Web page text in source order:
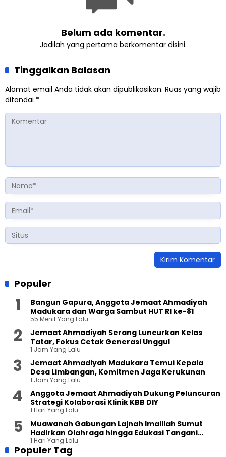
Belum ada komentar.
Jadilah yang pertama berkomentar disini.
Tinggalkan Balasan
Alamat email Anda tidak akan dipublikasikan. Ruas yang wajib
ditandai *
Populer
Bangun Gapura, Anggota Jemaat Ahmadiyah
Madukara dan Warga Sambut HUT RI ke-81
55 Menit Yang Lalu
Jemaat Ahmadiyah Serang Luncurkan Kelas
Tatar, Fokus Cetak Generasi Unggul
1 Jam Yang Lalu
Jemaat Ahmadiyah Madukara Temui Kepala
Desa Limbangan, Komitmen Jaga Kerukunan
1 Jam Yang Lalu
Anggota Jemaat Ahmadiyah Dukung Peluncuran
Strategi Kolaborasi Klinik KBB DIY
1 Hari Yang Lalu
Muawanah Gabungan Lajnah Imaillah Sumut
Hadirkan Olahraga hingga Edukasi Tangani
Sampah
1 Hari Yang Lalu
Populer Tag